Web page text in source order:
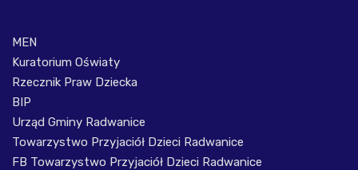
MEN
Kuratorium Oświaty
Rzecznik Praw Dziecka
BIP
Urząd Gminy Radwanice
Towarzystwo Przyjaciół Dzieci Radwanice
FB Towarzystwo Przyjaciół Dzieci Radwanice